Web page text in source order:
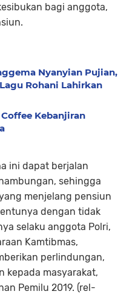
bagi anggota,
Nyanyian Pujian,
Rohani Lahirkan
Kebanjiran
ini dapat berjalan
sehingga
menjelang pensiun
dengan tidak
selaku anggota Polri,
Kamtibmas,
perlindungan,
kepada masyarakat,
Pemilu 2019. (rel-